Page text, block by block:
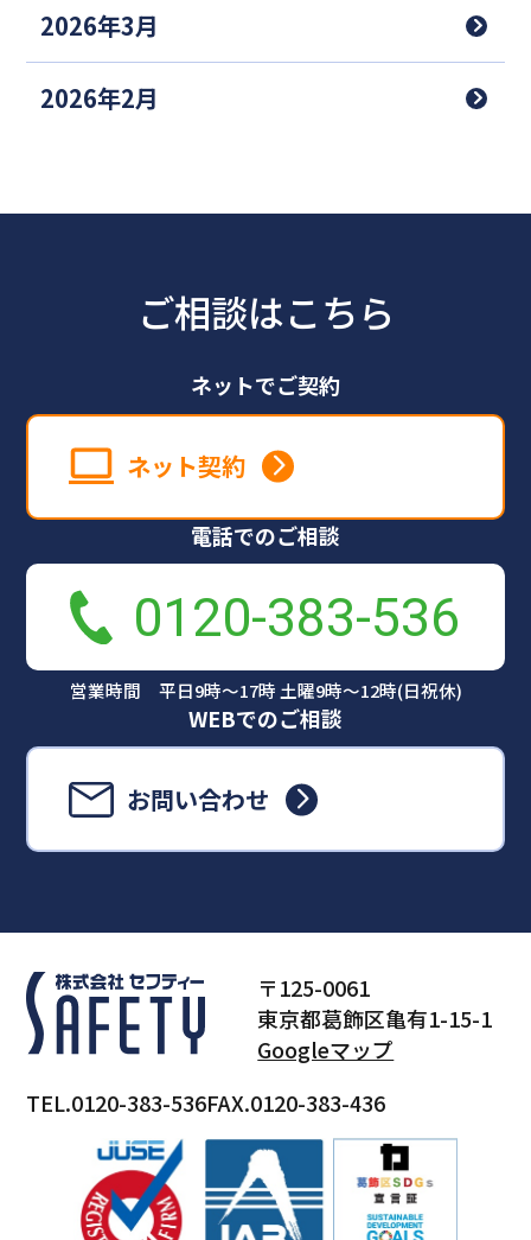
2026年3月
2026年2月
ご相談はこちら
ネットでご契約
ネット契約
電話でのご相談
0120-383-536
営業時間 平日9時～17時 土曜9時～12時(日祝休)
WEBでのご相談
お問い合わせ
〒125-0061
東京都葛飾区亀有1-15-1
Googleマップ
TEL.0120-383-536FAX.0120-383-436